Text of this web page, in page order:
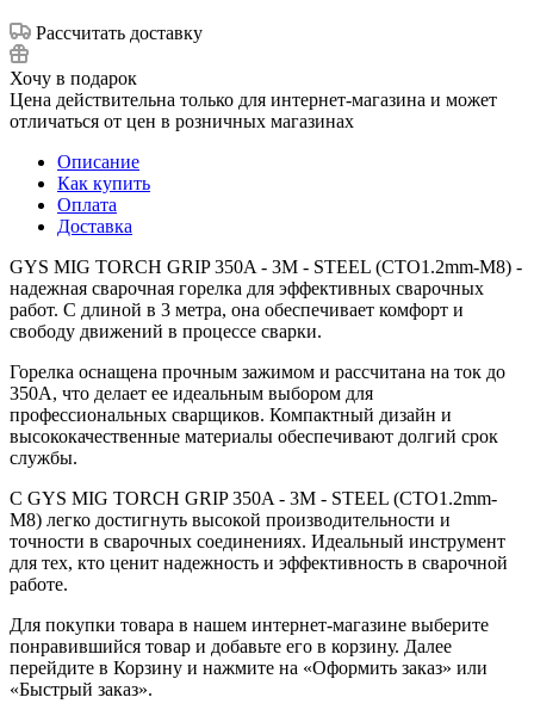
Рассчитать доставку
Хочу в подарок
Цена действительна только для интернет-магазина и может
отличаться от цен в розничных магазинах
Описание
Как купить
Оплата
Доставка
GYS MIG TORCH GRIP 350A - 3M - STEEL (CTO1.2mm-M8) -
надежная сварочная горелка для эффективных сварочных
работ. С длиной в 3 метра, она обеспечивает комфорт и
свободу движений в процессе сварки.
Горелка оснащена прочным зажимом и рассчитана на ток до
350A, что делает ее идеальным выбором для
профессиональных сварщиков. Компактный дизайн и
высококачественные материалы обеспечивают долгий срок
службы.
С GYS MIG TORCH GRIP 350A - 3M - STEEL (CTO1.2mm-
M8) легко достигнуть высокой производительности и
точности в сварочных соединениях. Идеальный инструмент
для тех, кто ценит надежность и эффективность в сварочной
работе.
Для покупки товара в нашем интернет-магазине выберите
понравившийся товар и добавьте его в корзину. Далее
перейдите в Корзину и нажмите на «Оформить заказ» или
«Быстрый заказ».